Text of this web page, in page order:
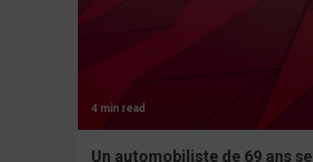
4 min read
Un automobiliste de 69 ans se